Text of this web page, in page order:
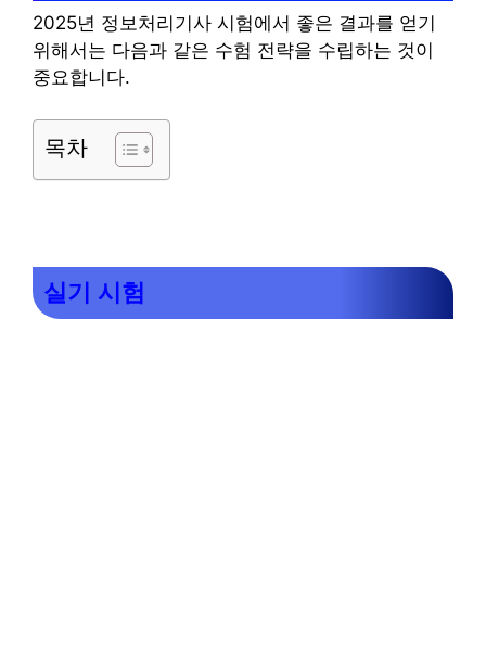
2025년 정보처리기사 시험에서 좋은 결과를 얻기
위해서는 다음과 같은 수험 전략을 수립하는 것이
중요합니다.
목차
실기 시험